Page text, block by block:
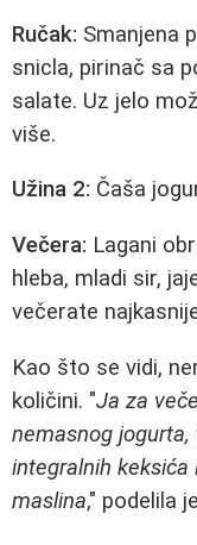
Ručak: Smanjena
snicla, pirinač sa
salate. Uz jelo
više.
Užina 2: Čaša
Večera: Lagani
hleba, mladi sir,
večerate
Kao što se vidi,
količini. "Ja za
nemasnog
integralnih keksića
maslina," podelila